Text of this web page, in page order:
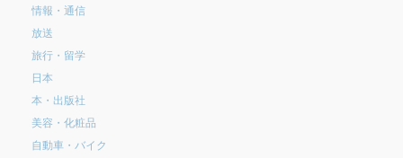
情報・通信
放送
旅行・留学
日本
本・出版社
美容・化粧品
自動車・バイク